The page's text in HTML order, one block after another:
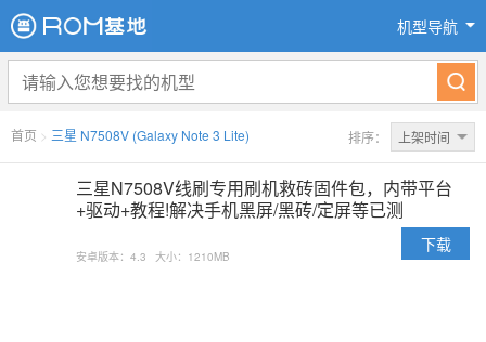
机型导航
首页 > 三星 N7508V (Galaxy Note 3 Lite) 排序： 上架时间
三星N7508V线刷专用刷机救砖固件包，内带平台
+驱动+教程!解决手机黑屏/黑砖/定屏等已测
安卓版本：4.3 大小：1210MB
下载